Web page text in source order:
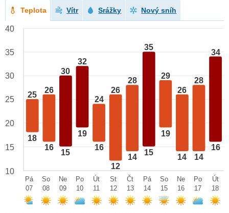
Teplota Vítr Srážky Nový sníh
25
18
26
16
30
15
32
19
24
16
26
12
28
14
35
15
29
19
26
14
28
14
34
16
40
35
30
25
20
15
10
Pá
07
So
08
Ne
09
Po
10
Út
11
St
12
Čt
13
Pá
14
So
15
Ne
16
Po
17
Út
18